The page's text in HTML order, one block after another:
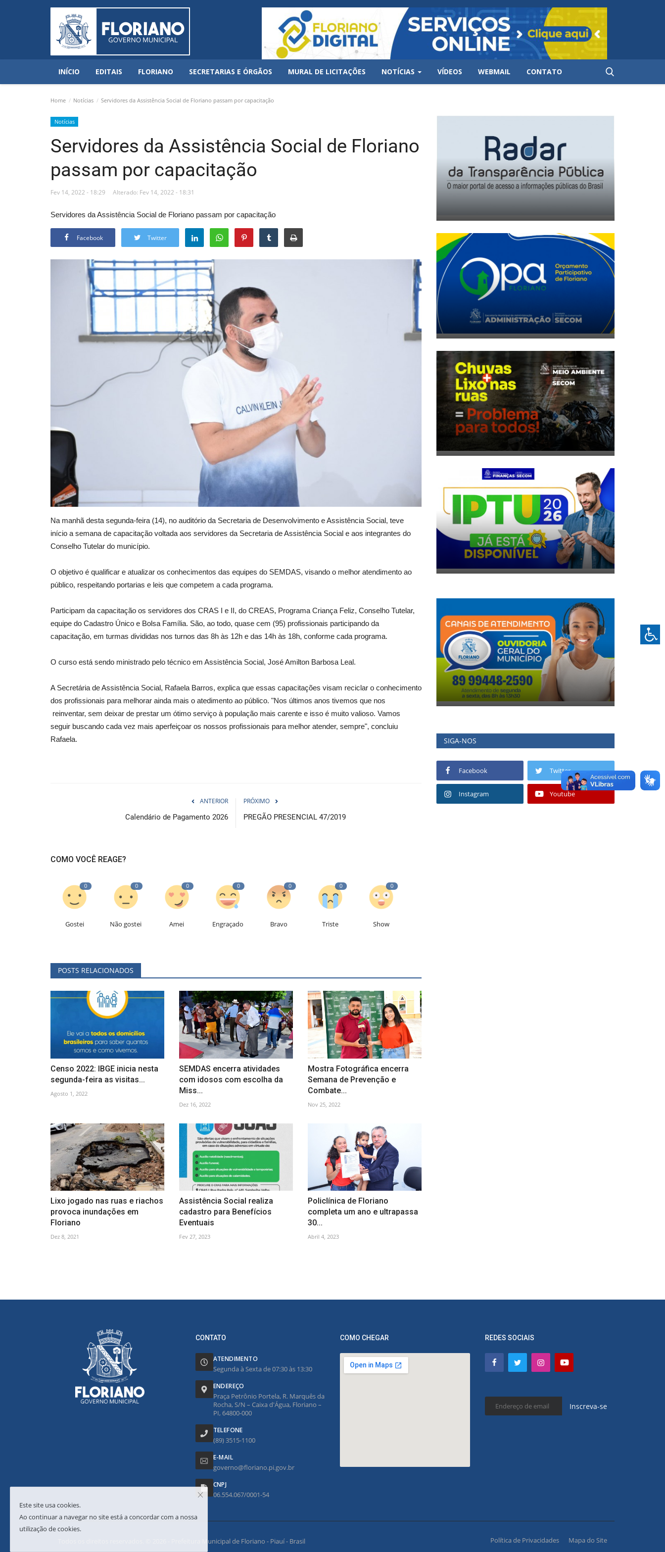
INÍCIO EDITAIS FLORIANO SECRETARIAS E ÓRGÃOS MURAL DE LICITAÇÕES NOTÍCIAS VÍDEOS WEBMAIL CONTATO
Home Notícias Servidores da Assistência Social de Floriano passam por capacitação
Notícias
Servidores da Assistência Social de Floriano
passam por capacitação
Fev 14, 2022 - 18:29 Alterado: Fev 14, 2022 - 18:31
Servidores da Assistência Social de Floriano passam por capacitação
Facebook Twitter
Na manhã desta segunda-feira (14), no auditório da Secretaria de Desenvolvimento e Assistência Social, teve
início a semana de capacitação voltada aos servidores da Secretaria de Assistência Social e aos integrantes do
Conselho Tutelar do município.
O objetivo é qualificar e atualizar os conhecimentos das equipes do SEMDAS, visando o melhor atendimento ao
público, respeitando portarias e leis que competem a cada programa.
Participam da capacitação os servidores dos CRAS I e II, do CREAS, Programa Criança Feliz, Conselho Tutelar,
equipe do Cadastro Único e Bolsa Família. São, ao todo, quase cem (95) profissionais participando da
capacitação, em turmas divididas nos turnos das 8h às 12h e das 14h às 18h, conforme cada programa.
O curso está sendo ministrado pelo técnico em Assistência Social, José Amilton Barbosa Leal.
A Secretária de Assistência Social, Rafaela Barros, explica que essas capacitações visam reciclar o conhecimento
dos profissionais para melhorar ainda mais o atedimento ao público. "Nos últimos anos tivemos que nos
reinventar, sem deixar de prestar um ótimo serviço à população mais carente e isso é muito valioso. Vamos
seguir buscando cada vez mais aperfeiçoar os nossos profissionais para melhor atender, sempre", concluiu
Rafaela.
ANTERIOR
Calendário de Pagamento 2026
PRÓXIMO
PREGÃO PRESENCIAL 47/2019
COMO VOCÊ REAGE?
0
Gostei
0
Não gostei
0
Amei
0
Engraçado
0
Bravo
0
Triste
0
Show
POSTS RELACIONADOS
Censo 2022: IBGE inicia nesta
segunda-feira as visitas...
Agosto 1, 2022
SEMDAS encerra atividades
com idosos com escolha da
Miss...
Dez 16, 2022
Mostra Fotográfica encerra
Semana de Prevenção e
Combate...
Nov 25, 2022
Lixo jogado nas ruas e riachos
provoca inundações em
Floriano
Dez 8, 2021
Assistência Social realiza
cadastro para Benefícios
Eventuais
Fev 27, 2023
Policlínica de Floriano
completa um ano e ultrapassa
30...
Abril 4, 2023
SIGA-NOS
Facebook Twitter
Instagram Youtube
CONTATO
ATENDIMENTO
Segunda à Sexta de 07:30 às 13:30
ENDEREÇO
Praça Petrônio Portela, R. Marquês da
Rocha, S/N – Caixa d'Água, Floriano –
PI, 64800-000
TELEFONE
(89) 3515-1100
E-MAIL
governo@floriano.pi.gov.br
CNPJ
06.554.067/0001-54
COMO CHEGAR REDES SOCIAIS
Inscreva-se
Todos os direitos reservados. © 2026 - Prefeitura Municipal de Floriano - Piauí - Brasil Política de Privacidades Mapa do Site
Este site usa cookies.
Ao continuar a navegar no site está a concordar com a nossa
utilização de cookies.